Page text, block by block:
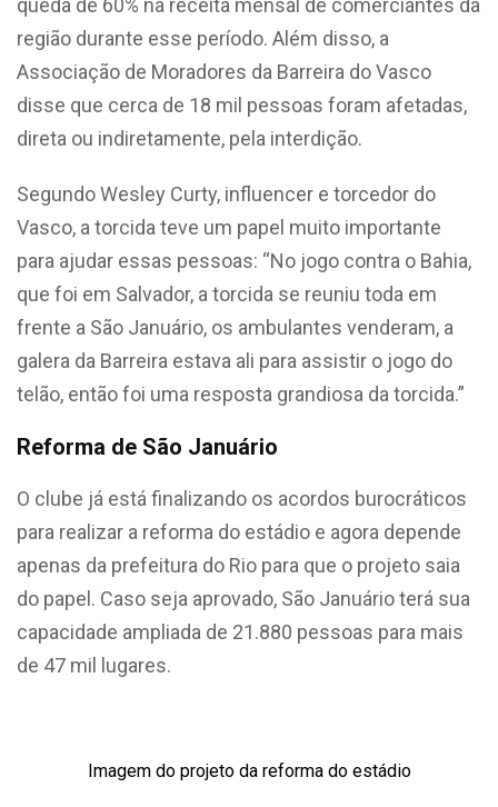
queda de 60% na receita mensal de comerciantes da
região durante esse período. Além disso, a
Associação de Moradores da Barreira do Vasco
disse que cerca de 18 mil pessoas foram afetadas,
direta ou indiretamente, pela interdição.
Segundo Wesley Curty, influencer e torcedor do
Vasco, a torcida teve um papel muito importante
para ajudar essas pessoas: “No jogo contra o Bahia,
que foi em Salvador, a torcida se reuniu toda em
frente a São Januário, os ambulantes venderam, a
galera da Barreira estava ali para assistir o jogo do
telão, então foi uma resposta grandiosa da torcida.”
Reforma de São Januário
O clube já está finalizando os acordos burocráticos
para realizar a reforma do estádio e agora depende
apenas da prefeitura do Rio para que o projeto saia
do papel. Caso seja aprovado, São Januário terá sua
capacidade ampliada de 21.880 pessoas para mais
de 47 mil lugares.
Imagem do projeto da reforma do estádio